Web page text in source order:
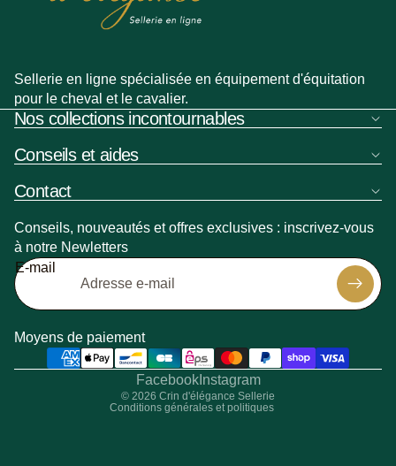
Sellerie en ligne spécialisée en équipement d'équitation
pour le cheval et le cavalier.
Nos collections incontournables
Conseils et aides
Contact
Conseils, nouveautés et offres exclusives : inscrivez-vous
à notre Newletters
E-mail
Moyens de paiement
FacebookInstagram
© 2026 Crin d'élégance Sellerie
Conditions générales et politiques
Politique de remboursement
Politique de confidentialité
Conditions générales de vente